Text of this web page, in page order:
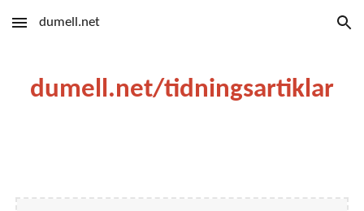
Skip to main content Skip to navigation
dumell.net
dumell.net/tidningsartiklar